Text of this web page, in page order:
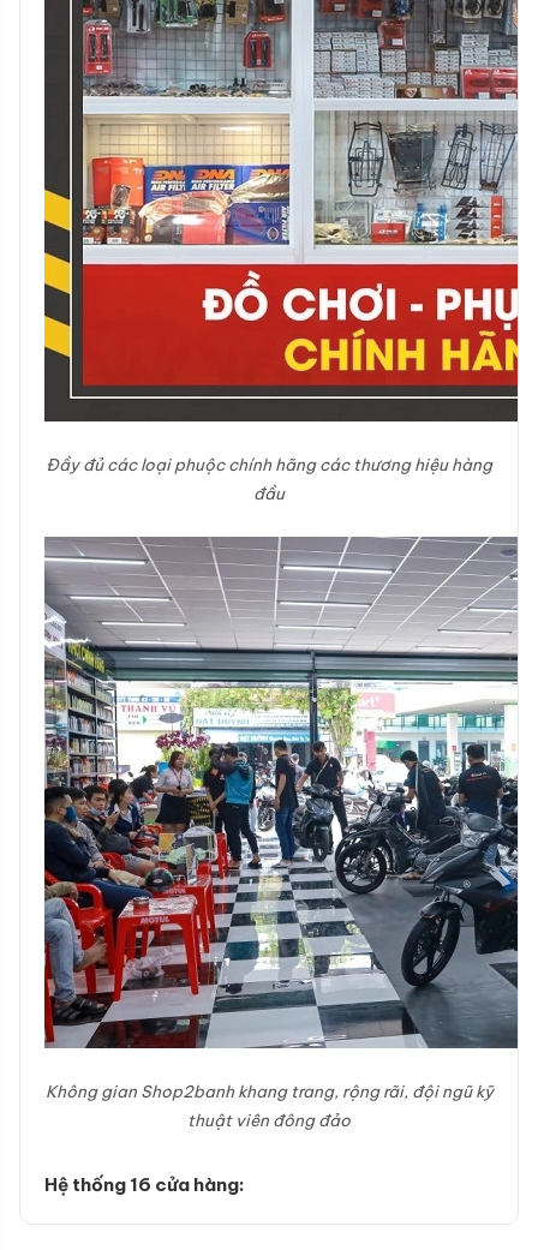
Đầy đủ các loại phuộc chính hãng các thương hiệu hàng
đầu
Không gian Shop2banh khang trang, rộng rãi, đội ngũ kỹ
thuật viên đông đảo
Hệ thống 16 cửa hàng: